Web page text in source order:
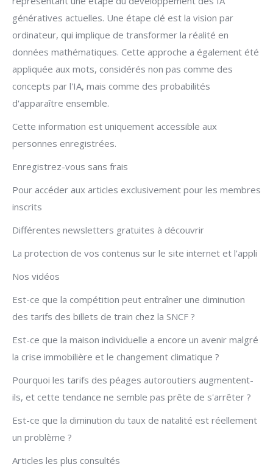
génératives actuelles. Une étape clé est la vision par
ordinateur, qui implique de transformer la réalité en
données mathématiques. Cette approche a également été
appliquée aux mots, considérés non pas comme des
concepts par l'IA, mais comme des probabilités
d'apparaître ensemble.
Cette information est uniquement accessible aux
personnes enregistrées.
Enregistrez-vous sans frais
Pour accéder aux articles exclusivement pour les membres
inscrits
Différentes newsletters gratuites à découvrir
La protection de vos contenus sur le site internet et l'appli
Nos vidéos
Est-ce que la compétition peut entraîner une diminution
des tarifs des billets de train chez la SNCF ?
Est-ce que la maison individuelle a encore un avenir malgré
la crise immobilière et le changement climatique ?
Pourquoi les tarifs des péages autoroutiers augmentent-
ils, et cette tendance ne semble pas prête de s'arrêter ?
Est-ce que la diminution du taux de natalité est réellement
un problème ?
Articles les plus consultés